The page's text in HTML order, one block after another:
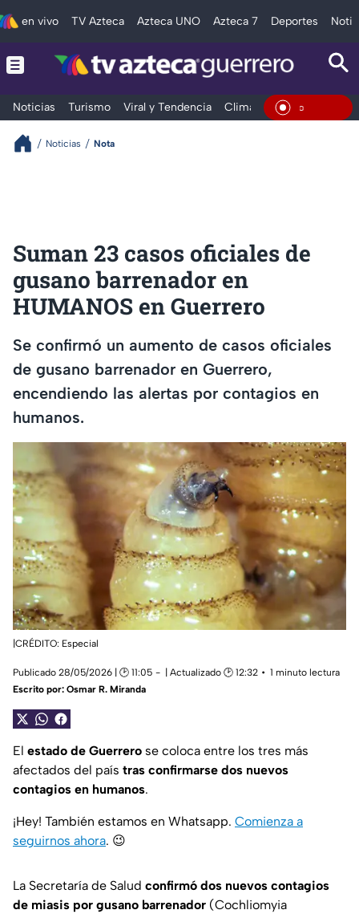
en vivo TV Azteca Azteca UNO Azteca 7 Deportes
Noticias Turismo Viral y Tendencia Clima Deportes En Vivo
Noticias Nota
Suman 23 casos oficiales de
gusano barrenador en
HUMANOS en Guerrero
Se confirmó un aumento de casos oficiales
de gusano barrenador en Guerrero,
encendiendo las alertas por contagios en
humanos.
|CRÉDITO: Especial
Publicado 28/05/2026 | 🕑 11:05 | Actualizado 🕑 12:32
1 minuto lectura
Escrito por: Osmar R. Miranda
El estado de Guerrero se coloca entre los tres más
afectados del país tras confirmarse dos nuevos
contagios en humanos.
¡Hey! También estamos en Whatsapp. Comienza a
seguirnos ahora. 😉
La Secretaría de Salud confirmó dos nuevos contagios
de miasis por gusano barrenador (Cochliomyia